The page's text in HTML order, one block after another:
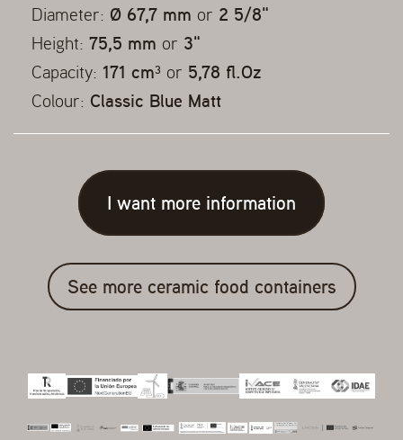
Diameter: Ø 67,7 mm or 2 5/8"
Height: 75,5 mm or 3"
Capacity: 171 cm³ or 5,78 fl.Oz
Colour: Classic Blue Matt
I want more information
See more ceramic food containers